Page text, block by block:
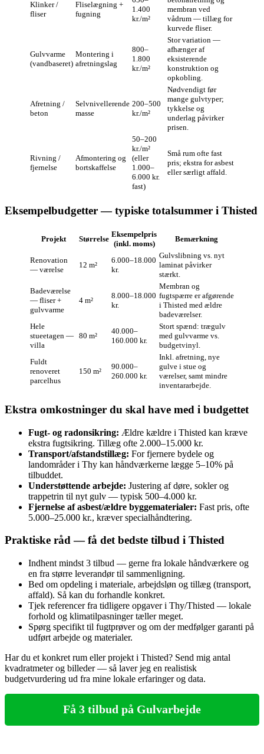
Klinker /
fliser
Fliselægning +
fugning
1.400
kr./m²
membran ved
vådrum — tillæg for
kurvede fliser.
Gulvvarme
(vandbaseret)
Montering i
afretningslag
800–
1.800
kr./m²
Stor variation —
afhænger af
eksisterende
konstruktion og
opkobling.
Afretning /
beton
Selvnivellerende
masse
200–500
kr./m²
Nødvendigt før
mange gulvtyper;
tykkelse og
underlag påvirker
prisen.
Rivning /
fjernelse
Afmontering og
bortskaffelse
50–200
kr./m²
(eller
1.000–
6.000 kr.
fast)
Små rum ofte fast
pris; ekstra for asbest
eller særligt affald.
Eksempelbudgetter — typiske totalsummer i Thisted
Projekt Størrelse
Eksempelpris
(inkl. moms)
Bemærkning
Renovation
— værelse
12 m²
6.000–18.000
kr.
Gulvslibning vs. nyt
laminat påvirker
stærkt.
Badeværelse
— fliser +
gulvvarme
4 m²
8.000–18.000
kr.
Membran og
fugtspærre er afgørende
i Thisted med ældre
badeværelser.
Hele
stueetagen —
villa
80 m²
40.000–
160.000 kr.
Stort spænd: trægulv
med gulvvarme vs.
budgetvinyl.
Fuldt
renoveret
parcelhus
150 m²
90.000–
260.000 kr.
Inkl. afretning, nye
gulve i stue og
værelser, samt mindre
inventararbejde.
Ekstra omkostninger du skal have med i budgettet
Fugt- og radonsikring: Ældre kældre i Thisted kan kræve
ekstra fugtsikring. Tillæg ofte 2.000–15.000 kr.
Transport/afstandstillæg: For fjernere bydele og
landområder i Thy kan håndværkerne lægge 5–10% på
tilbuddet.
Understøttende arbejde: Justering af døre, sokler og
trappetrin til nyt gulv — typisk 500–4.000 kr.
Fjernelse af asbest/ældre byggematerialer: Fast pris, ofte
5.000–25.000 kr., kræver specialhåndtering.
Praktiske råd — få det bedste tilbud i Thisted
Indhent mindst 3 tilbud — gerne fra lokale håndværkere og
en fra større leverandør til sammenligning.
Bed om opdeling i materiale, arbejdsløn og tillæg (transport,
affald). Så kan du forhandle konkret.
Tjek referencer fra tidligere opgaver i Thy/Thisted — lokale
forhold og klimatilpasninger tæller meget.
Spørg specifikt til fugtprøver og om der medfølger garanti på
udført arbejde og materialer.
Har du et konkret rum eller projekt i Thisted? Send mig antal
kvadratmeter og billeder — så laver jeg en realistisk
budgetvurdering ud fra mine lokale erfaringer og data.
Få 3 tilbud på Gulvarbejde